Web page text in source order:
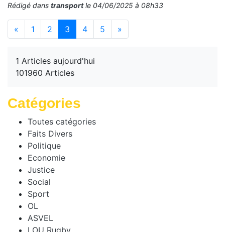
1 Articles aujourd'hui
101960 Articles
Catégories
Toutes catégories
Faits Divers
Politique
Economie
Justice
Social
Sport
OL
ASVEL
LOU Rugby
Rédigé dans transportle 04/06/2025 à 08h33
« 1 2 3 (current)
4 5 »